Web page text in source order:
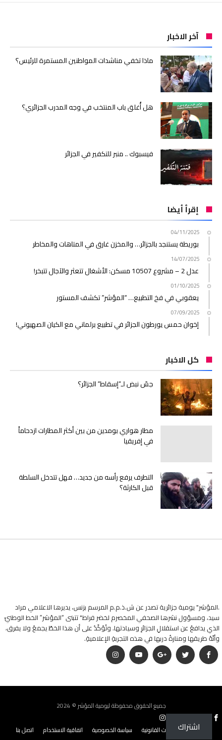
آخر الاخبار
ماذا تخفي مناشدات المواطنين المستمرة للرئيس؟
هل أُغلق باب المنتخب في وجه المدرب الجزائري؟
فيسبوك .. منبر للتكفير في الجزائر
إقرأ أيضا
04/11/2025
بوريطة يستنجد بالجزائر… والمخزن غارق في المتاهات والمخاطر
14/07/2025
عدل 2 – مشروع 10507 مسكن: الأشغال تتعثر والآجال تتبخر!
01/10/2025
يعقوبي في فخ التطبيع… “المؤشر” تكشف المستور
07/09/2025
إخوان حمس يورطون الجزائر في تطبيع برلماني مع الكيان الصهيوني!
كل الاخبار
جسّ نبض لـ”إسقاط” الجزائر؟
مطار هواري بومدين من بين أكثر المطارات ازدحاماً
في إفريقيا
التطرف يرفع رأسه من جديد… فهل تتدخل السلطة
قبل الكارثة؟
.المؤشر" يومية جزائرية تصدر عن ش.ذ.م.م المرسم بزنس، يديرها الاعلامي مراد
سيد، ومسؤول نشرها الصحفي المخصرم لخضر فراط" تتبنى “المؤشر” الخط الوطنيّ
الذي يدافعُ عن استقلالِ الجزائرِ وسيادتها. وتُؤكّدُ على أن هذا الخطّ يجمعُ ولا يفرق،
وأنّهُ طريقها ومنارةُ دربها في هذه التجربةِ الإعلاميةِ.
جميع الحقوق محفوظة ليومية المؤشر © 2024
من نحن؟ البيانات القانونية سياسة الخصوصية اتفاقية الاستخدام اتصل بنا اشتراك